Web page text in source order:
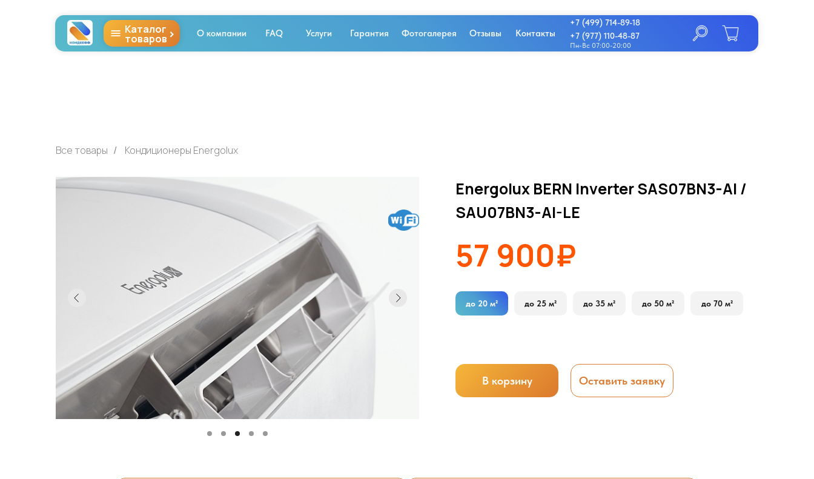
О компании Фотогалерея
Гарантия
Услуги Контакты
Пн-Вс 07:00-20:00
+7 (499) 714-89-18
+7 (977) 110-48-87
Отзывы
FAQ
Каталог
товаров >
Все товары / Кондиционеры Energolux
Energolux BERN Inverter SAS07BN3-AI /
SAU07BN3-AI-LE
до 20 м² до 25 м² до 35 м² до 50 м² до 70 м²
В корзину Оставить заявку
57 900₽